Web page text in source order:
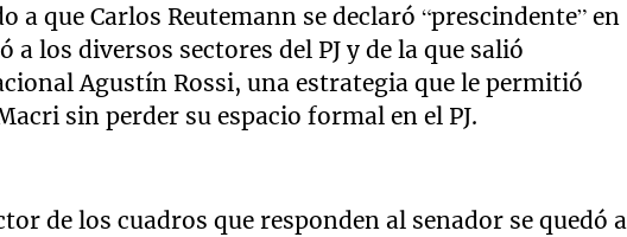
a que Carlos Reutemann se declaró “prescindente” en
los diversos sectores del PJ y de la que salió
Agustín Rossi, una estrategia que le permitió
sin perder su espacio formal en el PJ.
de los cuadros que responden al senador se quedó a